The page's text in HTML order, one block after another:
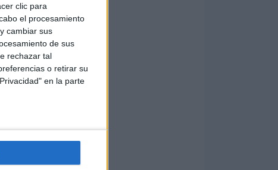
clic para
el procesamiento
cambiar sus
de sus
rechazar tal
o retirar su
en la parte